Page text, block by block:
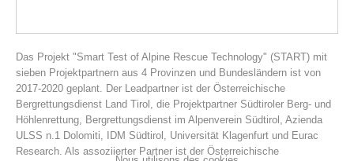
Das Projekt "Smart Test of Alpine Rescue Technology" (START) mit
sieben Projektpartnern aus 4 Provinzen und Bundesländern ist von
2017-2020 geplant. Der Leadpartner ist der Österreichische
Bergrettungsdienst Land Tirol, die Projektpartner Südtiroler Berg- und
Höhlenrettung, Bergrettungsdienst im Alpenverein Südtirol, Azienda
ULSS n.1 Dolomiti, IDM Südtirol, Universität Klagenfurt und Eurac
Research. Als assoziierter Partner ist der Österreichische